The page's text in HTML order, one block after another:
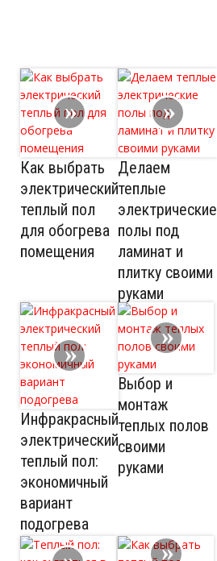
Как выбрать
электрический
теплый пол
для обогрева
помещения
Делаем
теплые
электрические
полы под
ламинат и
плитку своими
руками
Инфракрасный
электрический
теплый пол:
экономичный
вариант
подогрева
Выбор и
монтаж
теплых полов
своими
руками